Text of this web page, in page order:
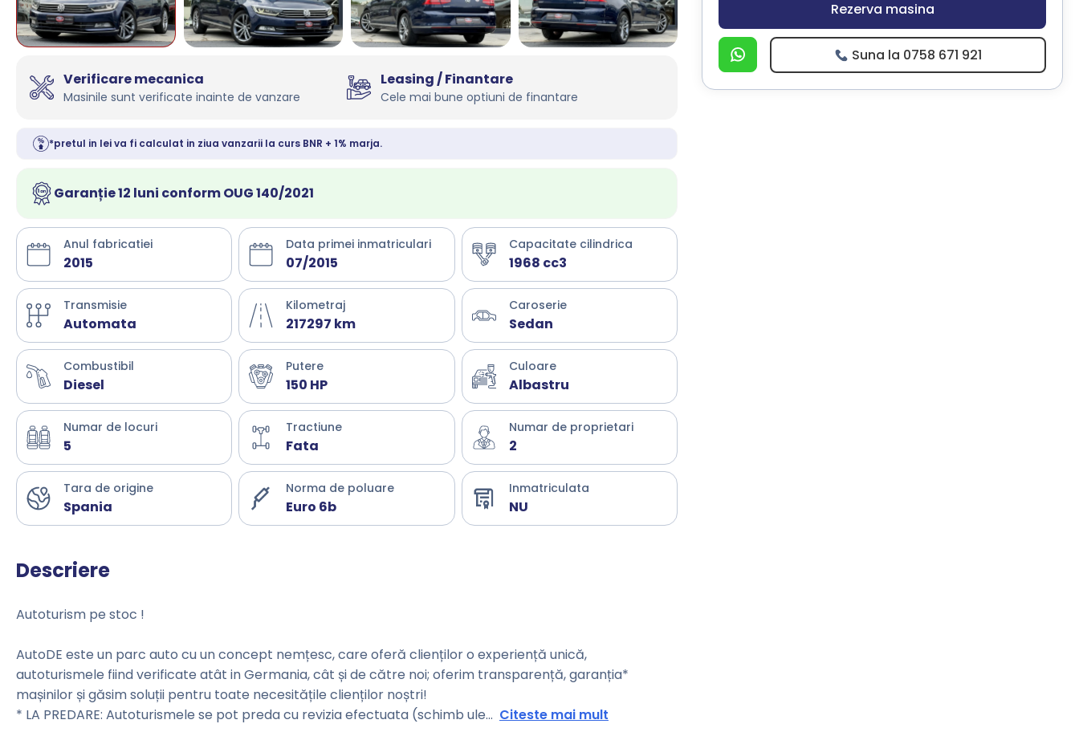
Verificare mecanica
Masinile sunt verificate inainte de vanzare
Leasing / Finantare
Cele mai bune optiuni de finantare
*pretul in lei va fi calculat in ziua vanzarii la curs BNR + 1% marja.
Garanție 12 luni conform OUG 140/2021
Anul fabricatiei
2015
Data primei inmatriculari
07/2015
Capacitate cilindrica
1968 cc3
Transmisie
Automata
Kilometraj
217297 km
Caroserie
Sedan
Combustibil
Diesel
Putere
150 HP
Culoare
Albastru
Numar de locuri
5
Tractiune
Fata
Numar de proprietari
2
Tara de origine
Spania
Norma de poluare
Euro 6b
Inmatriculata
NU
Descriere
Autoturism pe stoc !
AutoDE este un parc auto cu un concept nemțesc, care oferă clienților o experiență unică,
autoturismele fiind verificate atât in Germania, cât și de către noi; oferim transparență, garanția*
mașinilor și găsim soluții pentru toate necesitățile clienților noștri!
* LA PREDARE: Autoturismele se pot preda cu revizia efectuata (schimb ule... Citeste mai mult
Rezerva masina
Suna la 0758 671 921